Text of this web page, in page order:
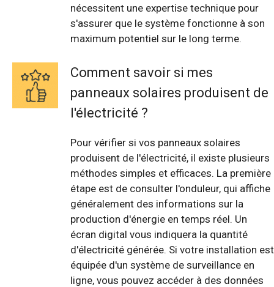
nécessitent une expertise technique pour
s'assurer que le système fonctionne à son
maximum potentiel sur le long terme.
Comment savoir si mes
panneaux solaires produisent de
l'électricité ?
Pour vérifier si vos panneaux solaires
produisent de l'électricité, il existe plusieurs
méthodes simples et efficaces. La première
étape est de consulter l'onduleur, qui affiche
généralement des informations sur la
production d'énergie en temps réel. Un
écran digital vous indiquera la quantité
d'électricité générée. Si votre installation est
équipée d'un système de surveillance en
ligne, vous pouvez accéder à des données